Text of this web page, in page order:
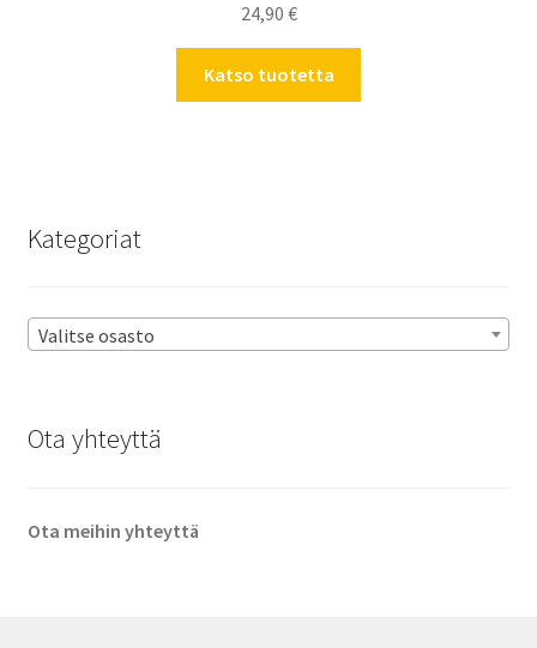
24,90 €
Katso tuotetta
Kategoriat
Valitse osasto
Ota yhteyttä
Ota meihin yhteyttä